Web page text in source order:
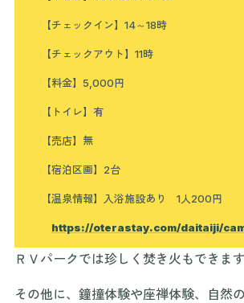
【チェックイン】14～18時
【チェックアウト】11時
【料金】5,000円
【トイレ】有
【売店】無
【宿泊区画】2台
【温泉情報】入浴施設あり 1人200円
https://oterastay.com/daitaiji/
ＲＶパークでは珍しく焚き火もできます
その他に、鐘撞体験や座禅体験、自然